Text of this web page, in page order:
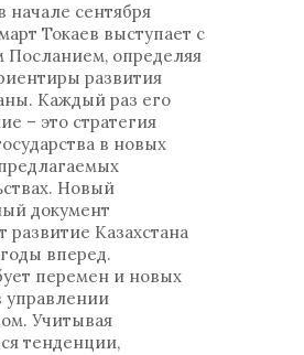
начале сентября
Токаев выступает с
Посланием, определяя
развития
Каждый раз его
– это стратегия
в новых
Новый
документ
развитие Казахстана
вперед.
перемен и новых
управлении
Учитывая
тенденции,